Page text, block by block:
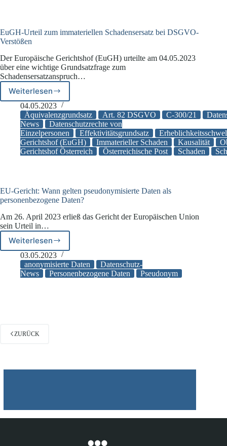
EuGH-Urteil zum immateriellen Schadensersatz bei DSGVO-
Verstößen
Der Europäische Gerichtshof (EuGH) urteilte am 04.05.2023
über eine wichtige Grundsatzfrage zum
Schadensersatzanspruch…
Weiterlesen
EuGH-
Urteil
zum
immateriellen
Schadensersatz
bei
DSGVO-
04.05.2023
Äquivalenzgrundsatz
Art. 82 DSGVO C-300/21
News
Datenschutzrechte von
Einzelpersonen
Effektivitätsgrundsatz
Gerichtshof (EuGH)
Immaterieller Schaden Kausalität
Gerichtshof Österreich
Österreichische Post Schaden
EU-Gericht: Wann gelten pseudonymisierte Daten als
personenbezogene Daten?
Am 26. April 2023 erließ das Gericht der Europäischen Union
sein Urteil in…
Weiterlesen
EU-
Gericht:
Wann
gelten
03.05.2023
anonymisierte Daten
Datenschutz-
News
Personenbezogene Daten Pseudonym
ZURÜCK